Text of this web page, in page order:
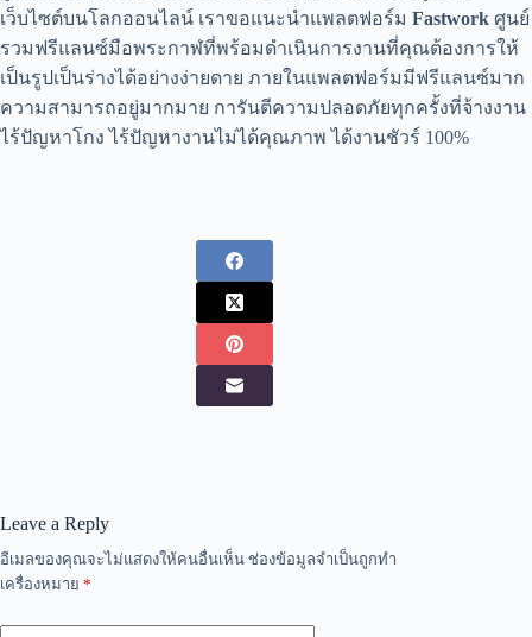
เว็บไซต์บนโลกออนไลน์ เราขอแนะนำแพลตฟอร์ม Fastwork ศูนย์
รวมฟรีแลนซ์มือพระกาฬที่พร้อมดำเนินการงานที่คุณต้องการให้
เป็นรูปเป็นร่างได้อย่างง่ายดาย ภายในแพลตฟอร์มมีฟรีแลนซ์มาก
ความสามารถอยู่มากมาย การันตีความปลอดภัยทุกครั้งที่จ้างงาน
ไร้ปัญหาโกง ไร้ปัญหางานไม่ได้คุณภาพ ได้งานชัวร์ 100%
Leave a Reply
อีเมลของคุณจะไม่แสดงให้คนอื่นเห็น ช่องข้อมูลจำเป็นถูกทำ
เครื่องหมาย *